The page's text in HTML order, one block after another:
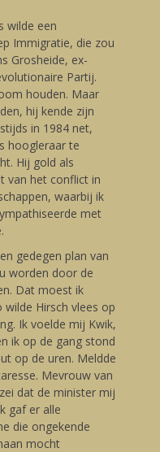
wilde een
Immigratie, die zou
Grosheide, ex-
Partij.
houden. Maar
hij kende zijn
in 1984 net,
hoogleraar te
Hij gold als
van het conflict in
waarbij ik
met
gedegen plan van
worden door de
Dat moest ik
Hirsch vlees op
Ik voelde mij Kwik,
ik op de gang stond
op de uren. Meldde
Mevrouw van
dat de minister mij
gaf er alle
die ongekende
mocht